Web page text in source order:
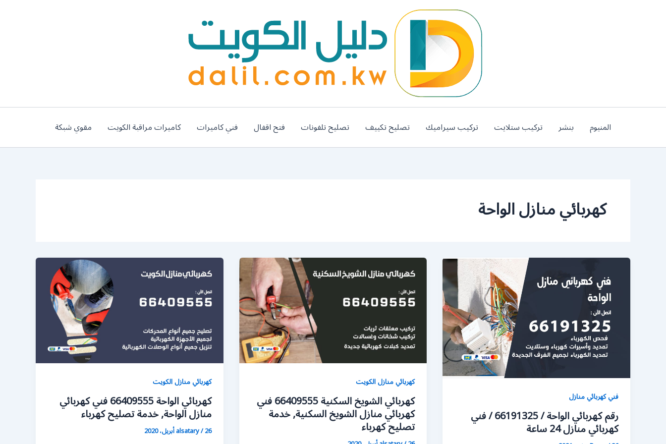
المنيوم بنشر تركيب ستلايت تركيب سيراميك تصليح تكييف تصليح تلفونات فتح اقفال فني كاميرات كاميرات مراقبة الكويت مقوي شبكة
كهربائي منازل الواحة
فني كهربائي منازل
رقم كهربائي الواحة / 66191325 / فني
كهربائي منازل 24 ساعة
كهربائي منازل الكويت
كهربائي الشويخ السكنية 66409555 فني
كهربائي منازل الشويخ السكنية, خدمة
تصليح كهرباء
كهربائي منازل الكويت
كهربائي الواحة 66409555 فني كهربائي
منازل الواحة, خدمة تصليح كهرباء
alsatary/26 أبريل، 2020